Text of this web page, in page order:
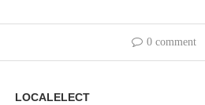
0 comment
LOCALELECT